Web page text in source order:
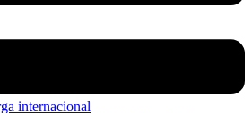
internacional